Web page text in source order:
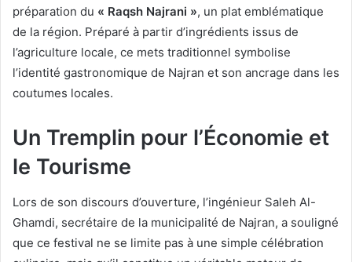
préparation du « Raqsh Najrani », un plat emblématique
de la région. Préparé à partir d’ingrédients issus de
l’agriculture locale, ce mets traditionnel symbolise
l’identité gastronomique de Najran et son ancrage dans les
coutumes locales.
Un Tremplin pour l’Économie et
le Tourisme
Lors de son discours d’ouverture, l’ingénieur Saleh Al-
Ghamdi, secrétaire de la municipalité de Najran, a souligné
que ce festival ne se limite pas à une simple célébration